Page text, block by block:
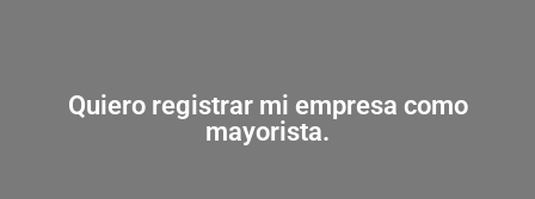
Quiero registrar mi empresa como
mayorista.